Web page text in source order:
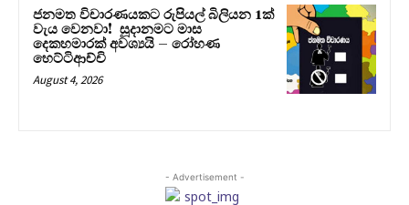
ජනමත විචාරණයකට රුපියල් බිලියන 1ක්
වැය වෙනවා! සූදානමට මාස
දෙකහමාරක් අවශ්‍යයි – රෝහණ
හෙට්ටිආච්චි
August 4, 2026
- Advertisement -